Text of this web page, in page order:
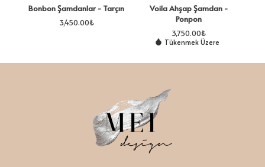
Bonbon Şamdanlar - Tarçın
3,450.00₺
Voila Ahşap Şamdan -
Ponpon
3,750.00₺
Tükenmek Üzere